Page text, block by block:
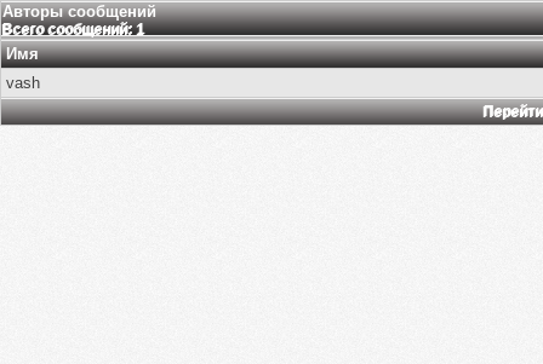
Авторы сообщений
Всего сообщений: 1
Имя
vash